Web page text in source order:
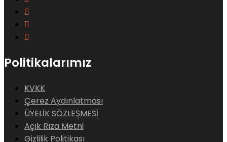
Politikalarımız
KVKK
Çerez Aydınlatması
ÜYELİK SÖZLEŞMESİ
Açık Rıza Metni
Gizlilik Politikası